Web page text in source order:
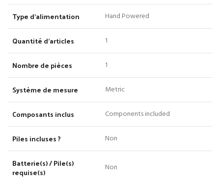
Type d’alimentation ‎Hand Powered
Quantité d’articles ‎1
Nombre de pièces ‎1
Système de mesure ‎Metric
Composants inclus ‎Components included
Piles incluses ? ‎Non
Batterie(s) / Pile(s)
requise(s) ‎Non